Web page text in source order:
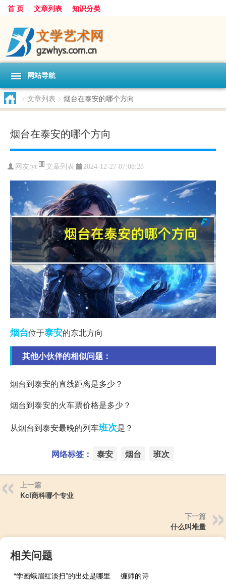
首 页 文章列表 知识分类
网站导航
> 文章列表 > 烟台在泰安的哪个方向
烟台在泰安的哪个方向
网友:yt 文章列表 2024-12-27 07:08:28
烟台位于泰安的东北方向
其他小伙伴的相似问题：
烟台到泰安的直线距离是多少？
烟台到泰安的火车票价格是多少？
从烟台到泰安最晚的列车班次是？
网络标签： 泰安 烟台 班次
上一篇
Kcl商科哪个专业
下一篇
什么叫堆量
相关问题
“学画蛾眉红淡扫”的出处是哪里
缠师的诗